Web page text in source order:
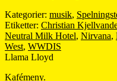
Kategorier: musik,
Etiketter: Christian
Neutral Milk Hotel, Nirvana,
West, WWDIS
Llama Lloyd
Kafémeny.